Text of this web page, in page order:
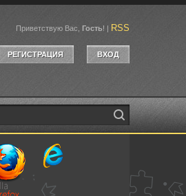
Приветствую Вас Гость! | RSS
РЕГИСТРАЦИЯ ВХОД